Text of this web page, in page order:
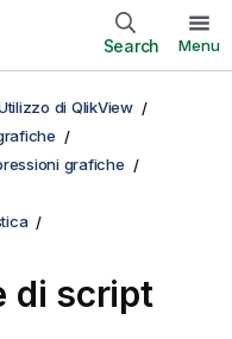
Search Menu
di QlikView
grafiche
di script